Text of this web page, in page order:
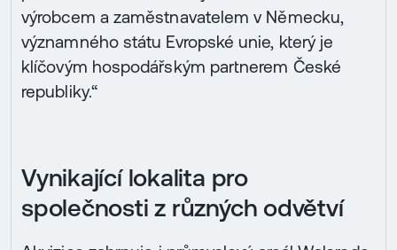
výrobcem a zaměstnavatelem v Německu,
významného státu Evropské unie, který je
klíčovým hospodářským partnerem České
republiky.“
Vynikající lokalita pro
společnosti z různých odvětví